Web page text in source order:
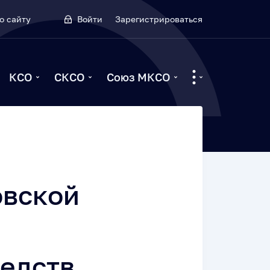
сайту Войти Зарегистрироваться
КСО СКСО Союз МКСО